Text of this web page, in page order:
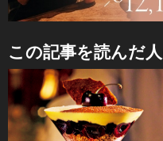
この記事を読んだ